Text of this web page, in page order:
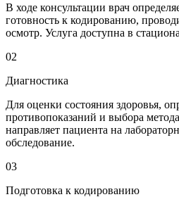
В ходе консультации врач
готовность к кодированию,
осмотр. Услуга доступна в
02
Диагностика
Для оценки состояния здоровья,
противопоказаний и выбора
направляет пациента на
обследование.
03
Подготовка к кодированию